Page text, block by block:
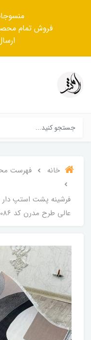
فروش تمام
خانه فهرست
عالی طرح مدرن کد fh2086 (با فیلم) تنوع سایز کامل